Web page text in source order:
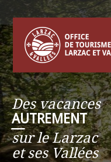
Des vacances
AUTREMENT
__
sur le Larzac
et ses Vallées